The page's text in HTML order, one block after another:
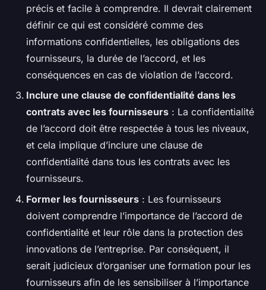
précis et facile à comprendre. Il devrait clairement
définir ce qui est considéré comme des
informations confidentielles, les obligations des
fournisseurs, la durée de l’accord, et les
conséquences en cas de violation de l’accord.
Inclure une clause de confidentialité dans les
contrats avec les fournisseurs : La confidentialité
de l’accord doit être respectée à tous les niveaux,
et cela implique d’inclure une clause de
confidentialité dans tous les contrats avec les
fournisseurs.
Former les fournisseurs : Les fournisseurs
doivent comprendre l’importance de l’accord de
confidentialité et leur rôle dans la protection des
innovations de l’entreprise. Par conséquent, il
serait judicieux d’organiser une formation pour les
fournisseurs afin de les sensibiliser à l’importance